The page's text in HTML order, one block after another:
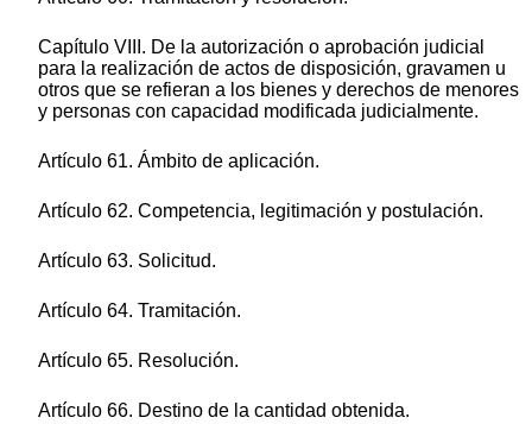
Capítulo VIII. De la autorización o aprobación judicial
para la realización de actos de disposición, gravamen u
otros que se refieran a los bienes y derechos de menores
y personas con capacidad modificada judicialmente.
Artículo 61. Ámbito de aplicación.
Artículo 62. Competencia, legitimación y postulación.
Artículo 63. Solicitud.
Artículo 64. Tramitación.
Artículo 65. Resolución.
Artículo 66. Destino de la cantidad obtenida.